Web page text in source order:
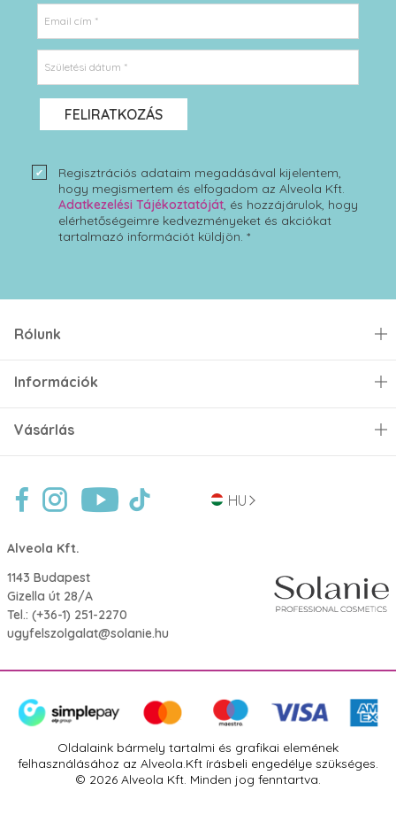
Email cím *
Születési dátum *
FELIRATKOZÁS
Regisztrációs adataim megadásával kijelentem,
hogy megismertem és elfogadom az Alveola Kft.
Adatkezelési Tájékoztatóját, és hozzájárulok, hogy
elérhetőségeimre kedvezményeket és akciókat
tartalmazó információt küldjön. *
HU
Alveola Kft.
1143 Budapest
Gizella út 28/A
Tel.: (+36-1) 251-2270
ugyfelszolgalat@solanie.hu
Rólunk
Információk
Vásárlás
Oldalaink bármely tartalmi és grafikai elemének
felhasználásához az Alveola.Kft írásbeli engedélye szükséges.
© 2026 Alveola Kft. Minden jog fenntartva.